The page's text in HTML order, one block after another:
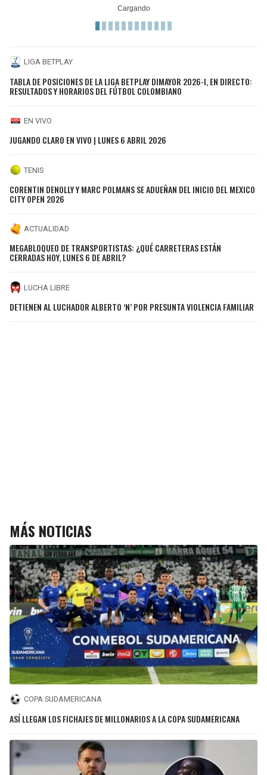
LIGA BETPLAY
TABLA DE POSICIONES DE LA LIGA BETPLAY DIMAYOR 2026-I, EN DIRECTO:
RESULTADOS Y HORARIOS DEL FÚTBOL COLOMBIANO
EN VIVO
JUGANDO CLARO EN VIVO | LUNES 6 ABRIL 2026
TENIS
CORENTIN DENOLLY Y MARC POLMANS SE ADUEÑAN DEL INICIO DEL MEXICO
CITY OPEN 2026
ACTUALIDAD
MEGABLOQUEO DE TRANSPORTISTAS: ¿QUÉ CARRETERAS ESTÁN
CERRADAS HOY, LUNES 6 DE ABRIL?
LUCHA LIBRE
DETIENEN AL LUCHADOR ALBERTO ‘N’ POR PRESUNTA VIOLENCIA FAMILIAR
MÁS NOTICIAS
COPA SUDAMERICANA
ASÍ LLEGAN LOS FICHAJES DE MILLONARIOS A LA COPA SUDAMERICANA